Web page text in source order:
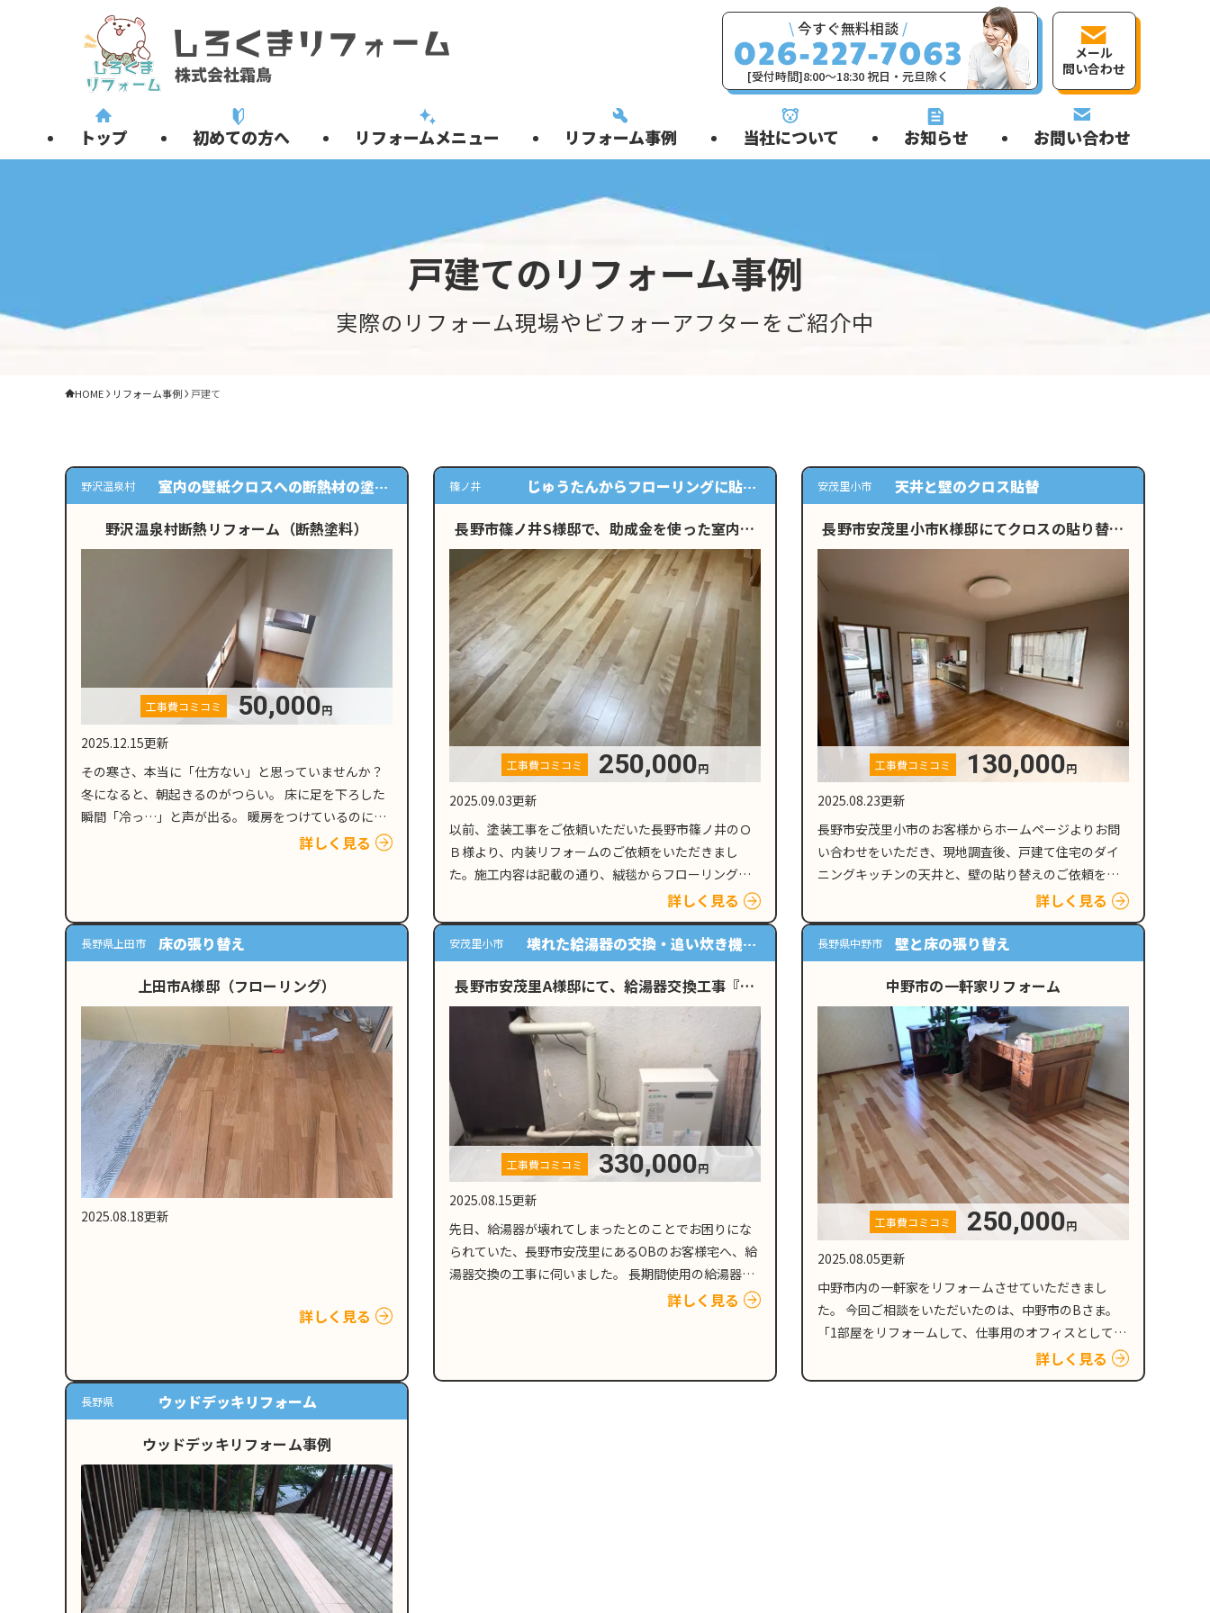
トップ 初めての方へ リフォームメニュー リフォーム事例 当社について お知らせ お問い合わせ
\今すぐ無料相談 /
[受付時間]8:00〜18:30 祝日・元旦除く
メール
問い合わせ
戸建てのリフォーム事例
実際のリフォーム現場やビフォーアフターをご紹介中
HOME リフォーム事例 戸建て
野沢温泉村
室内の壁紙クロスへの断熱材の塗布
<br /> 養生<br /> 塗布面下地づく
り<br /> 下塗り1回・断熱塗装×2
回
野沢温泉村断熱リフォーム（断熱塗料）
工事費コミコミ 50,000円
2025.12.15更新
その寒さ、本当に「仕方ない」と思っていませんか？
冬になると、朝起きるのがつらい。 床に足を下ろした
瞬間「冷っ…」と声が出る。 暖房をつけているのに、
窓際や壁際がひんやりして、部屋全体がなかなか暖ま
詳しく見る
篠ノ井
じゅうたんからフローリングに貼り
替え<br /> 床下断熱材の設置<br />
内窓の設置
長野市篠ノ井S様邸で、助成金を使った室内の
リフォーム工事を行…
工事費コミコミ 250,000円
2025.09.03更新
以前、塗装工事をご依頼いただいた長野市篠ノ井のＯ
Ｂ様より、内装リフォームのご依頼をいただきまし
た。施工内容は記載の通り、絨毯からフローリングへ
の張り替えをはじめとしたリフォーム工事となってお
ります。 環境配慮型住宅助成金を利用した工事と
は？…
詳しく見る
安茂里小市
天井と壁のクロス貼替
長野市安茂里小市K様邸にてクロスの貼り替え
工事を行いました
工事費コミコミ 130,000円
2025.08.23更新
長野市安茂里小市のお客様からホームページよりお問
い合わせをいただき、現地調査後、戸建て住宅のダイ
ニングキッチンの天井と、壁の貼り替えのご依頼をい
ただきました。 壁紙劣化の原因となる、人的要因と外
的要因 新築時にはキレイだった壁紙も、人的要因…
詳しく見る
長野県上田市
床の張り替え
上田市A様邸（フローリング）
2025.08.18更新
詳しく見る
安茂里小市
壊れた給湯器の交換・追い炊き機能
の追加
長野市安茂里A様邸にて、給湯器交換工事『追
い炊き機能を追加し…
工事費コミコミ 330,000円
2025.08.15更新
先日、給湯器が壊れてしまったとのことでお困りにな
られていた、長野市安茂里にあるOBのお客様宅へ、給
湯器交換の工事に伺いました。 長期間使用の給湯器は
交換にて対応 20年ほど前の商品部品が廃盤のため、交
詳しく見る
長野県中野市
壁と床の張り替え
中野市の一軒家リフォーム
工事費コミコミ 250,000円
2025.08.05更新
中野市内の一軒家をリフォームさせていただきまし
た。 今回ご相談をいただいたのは、中野市のBさま。
「1部屋をリフォームして、仕事用のオフィスとして使
いたい」という内容でした。お話を伺う中で、「でき
ればコストは抑えたい。でも、イメージはそれなり…
詳しく見る
長野県
ウッドデッキリフォーム
ウッドデッキリフォーム事例